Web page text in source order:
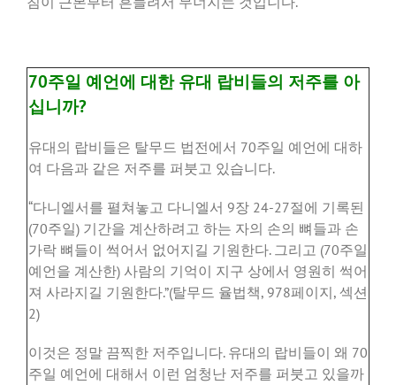
70주일 예언에 대한 유대 랍비들의 저주를 아
십니까?
유대의 랍비들은 탈무드 법전에서 70주일 예언에 대하
여 다음과 같은 저주를 퍼붓고 있습니다.
“다니엘서를 펼쳐놓고 다니엘서 9장 24-27절에 기록된
(70주일) 기간을 계산하려고 하는 자의 손의 뼈들과 손
가락 뼈들이 썩어서 없어지길 기원한다. 그리고 (70주일
예언을 계산한) 사람의 기억이 지구 상에서 영원히 썩어
져 사라지길 기원한다.”(탈무드 율법책, 978페이지, 섹션
2)
이것은 정말 끔찍한 저주입니다. 유대의 랍비들이 왜 70
주일 예언에 대해서 이런 엄청난 저주를 퍼붓고 있을까